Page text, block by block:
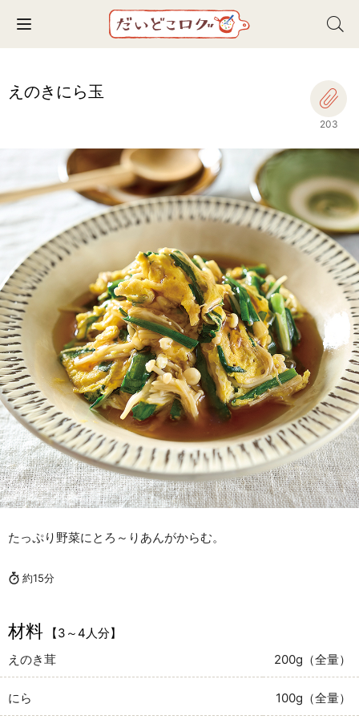
Toggle navigation
えのきにら玉
203
たっぷり野菜にとろ～りあんがからむ。
約15分
材料
【3～4人分】
えのき茸
200g（全量）
にら 100g（全量）